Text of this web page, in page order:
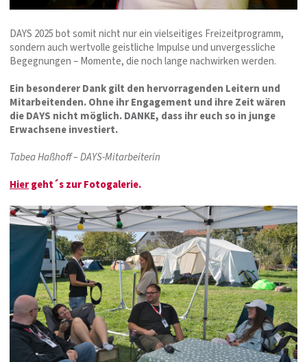
DAYS 2025 bot somit nicht nur ein vielseitiges Freizeitprogramm,
sondern auch wertvolle geistliche Impulse und unvergessliche
Begegnungen – Momente, die noch lange nachwirken werden.
Ein besonderer Dank gilt den hervorragenden Leitern und
Mitarbeitenden. Ohne ihr Engagement und ihre Zeit wären
die DAYS nicht möglich. DANKE, dass ihr euch so in junge
Erwachsene investiert.
Tabea Haßhoff – DAYS-Mitarbeiterin
Hiergeht´s zur Fotogalerie.